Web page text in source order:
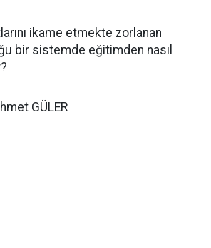
ikame etmekte zorlanan
bir sistemde eğitimden nasıl
GÜLER